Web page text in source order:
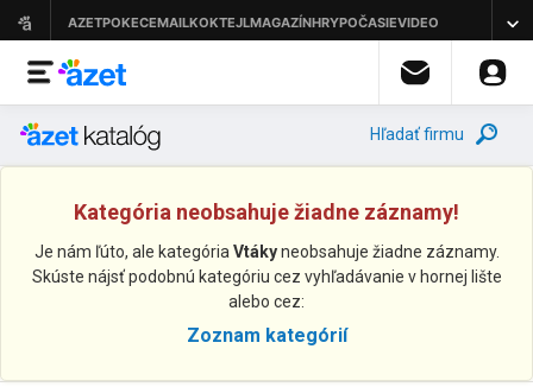
Hľadať firmu
Kategória neobsahuje žiadne záznamy!
Je nám ľúto, ale kategória Vtákyneobsahuje žiadne záznamy.
Skúste nájsť podobnú kategóriu cez vyhľadávanie v hornej lište
alebo cez:
Zoznam kategórií